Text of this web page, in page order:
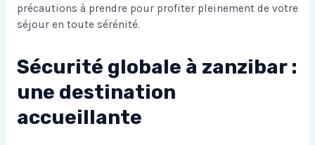
précautions à prendre pour profiter pleinement de votre
séjour en toute sérénité.
Sécurité globale à zanzibar :
une destination
accueillante